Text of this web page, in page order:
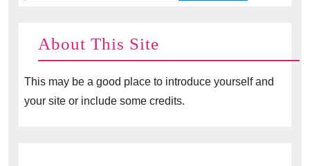
About This Site
This may be a good place to introduce yourself and
your site or include some credits.